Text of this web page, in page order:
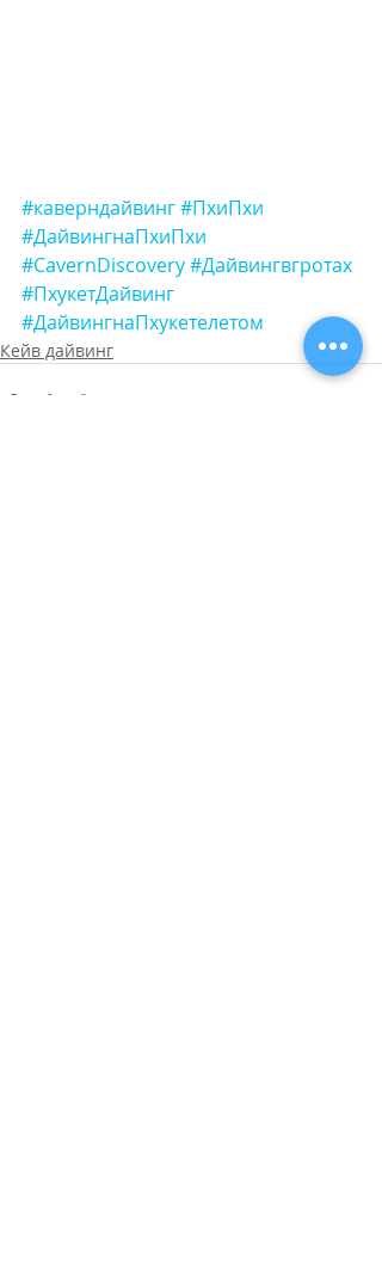
#каверндайвинг#ПхиПхи
#ДайвингнаПхиПхи
#CavernDiscovery#Дайвингвгротах
#ПхукетДайвинг
#ДайвингнаПхукетелетом
Кейв дайвинг